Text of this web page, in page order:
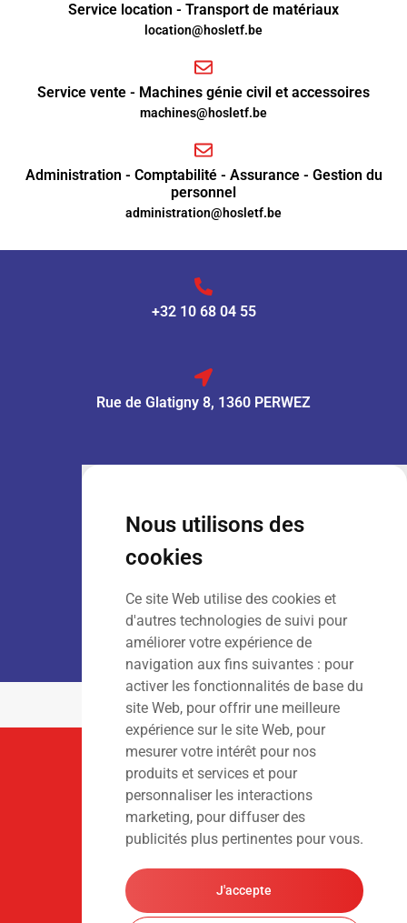
Nous utilisons des
cookies
Ce site Web utilise des cookies et
d'autres technologies de suivi pour
améliorer votre expérience de
navigation aux fins suivantes : pour
activer les fonctionnalités de base du
site Web, pour offrir une meilleure
expérience sur le site Web, pour
mesurer votre intérêt pour nos
produits et services et pour
personnaliser les interactions
marketing, pour diffuser des
publicités plus pertinentes pour vous.
J'accepte
Service location - Transport de matériaux
location@hosletf.be
Service vente - Machines génie civil et accessoires
machines@hosletf.be
Administration - Comptabilité - Assurance - Gestion du
personnel
administration@hosletf.be
+32 10 68 04 55
Rue de Glatigny 8, 1360 PERWEZ
: 9h00 – 13h00
Dim: Fermé
LOCATION :
Lun – Ven: 7h00 – 18h00
Sam – Dim
: Fermé
Suivez-Nous